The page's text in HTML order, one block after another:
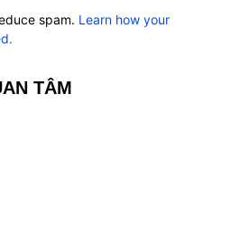
spam. Learn how your
TÂM